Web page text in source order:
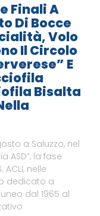
Finali A
Di Bocce
Volo
Il Circolo
E
Bisalta
a Saluzzo, nel
ASD”, la fase
nelle
dedicato a
dal 1965 al